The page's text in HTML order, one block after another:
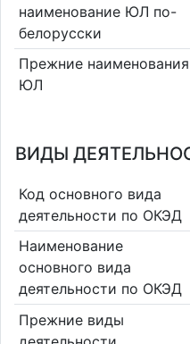
наименование ЮЛ по-
белорусски
Прежние наименования
ЮЛ
ВИДЫ
Код основного вида
деятельности по ОКЭД
Наименование
основного вида
деятельности по ОКЭД
Прежние виды